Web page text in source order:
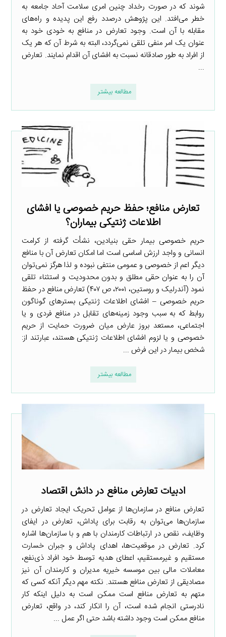
شوند که در صورت رخداد چنین امری سلامت آحاد جامعه به
خطر می‌افتد. این پژوهش درصدد رفع این پدیده و راه‌های
مقابله با آن است. وجود تعارض در منافع به خودی خود به
عنوان یک امر منفی تلقی نمی‌گردد، البته به شرط آن که هر یک
از افراد به طور صادقانه نسبت به افشای آن اقدام نمایند. تعارض
...
مطالعه بیشتر
تعارض منافع؛ حفظ حریم خصوصی یا افشای
اطلاعات ژنتیکی بیماران؟
حریم خصوصی بیمار حقی بنیادین، نشأت گرفته از کرامت
انسانی و واجد ارزش اساسی است اما امکان تعارض آن با منافع
دیگر اعم از خصوصی و عمومی منتفی نبوده و لذا هرگز نمی‌توان
آن را به عنوان حقی مطلق و بدون محدودیت و استثناء تلقی
نمود (آندرلیک و روستین، ۲۰۰۱، ص ۴۰۷) تعارض منافع در حفظ
حریم خصوصی – افشای اطلاعات ژنتیکی بسترهای گوناگون
روابط که به سبب وجود زمینه‌های تقابل در منافع فردی و یا
اجتماعی، مستعد بروز عارض میان ضرورت حمایت از حریم
خصوصی و یا لزوم افشای اطلاعات ژنتیکی هستند، عبارتند از:
شخص بیمار در این فرض ...
مطالعه بیشتر
ادبیات تعارض منافع در دانش اقتصاد
تعارض منافع در سازمان‌ها از عوامل تحریک ایجاد تعارض در
سازمان‌ها می‌توان به رقابت برای پاداش، تعارض در ایفای
وظایف، نقص در ارتباطات کارمندان با هم و با سازمان‌ها اشاره
کرد. تعارض در موقعیت‌ها، اهدای پاداش و جبران خسارت
مستقیم و غیرمستقیم، اعطای هدیه توسط خود افراد ذی‌نفع،
معاملات مالی بین موسسه خیریه مدیران و کارمندان آن نیز
مصادیقی از تعارض منافع هستند. نکته مهم دیگر آنکه کسی که
متهم به تعارض منافع است ممکن است به دلیل اینکه کار
نادرستی انجام شده است، آن را انکار کند، در واقع، تعارض
منافع ممکن است وجود داشته باشد حتی اگر عمل ...